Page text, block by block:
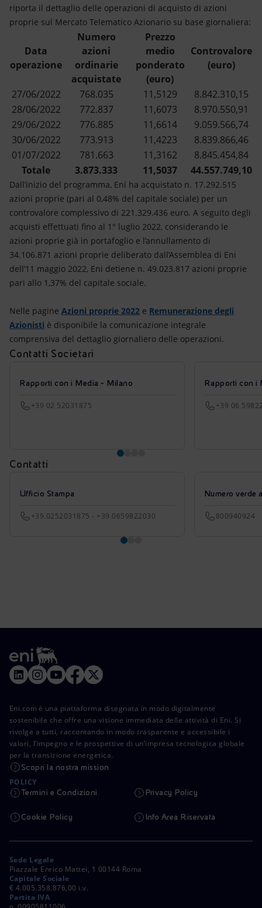
riporta il dettaglio delle operazioni di acquisto di azioni
proprie sul Mercato Telematico Azionario su base giornaliera:
Data
operazione
Numero
azioni
ordinarie
acquistate
Prezzo
medio
ponderato
(euro)
Controvalore
(euro)
27/06/2022 768.035 11,5129
8.842.310,15
28/06/2022
772.837 11,6073
8.970.550,91
29/06/2022
776.885 11,6614
9.059.566,74
30/06/2022
773.913 11,4223
8.839.866,46
01/07/2022
781.663 11,3162
8.845.454,84
Totale
3.873.333 11,5037 44.557.749,10
Dall’inizio del programma, Eni ha acquistato n. 17.292.515
azioni proprie (pari al 0,48% del capitale sociale) per un
controvalore complessivo di 221.329.436 euro. A seguito degli
acquisti effettuati fino al 1° luglio 2022, considerando le
azioni proprie già in portafoglio e l’annullamento di
34.106.871 azioni proprie deliberato dall’Assemblea di Eni
dell’11 maggio 2022, Eni detiene n. 49.023.817 azioni proprie
pari allo 1,37% del capitale sociale.
Nelle pagine Azioni proprie 2022 e Remunerazione degli
Azionisti è disponibile la comunicazione integrale
comprensiva del dettaglio giornaliero delle operazioni.
Contatti Societari
Rapporti con i Media - Milano
+39 02 52031875
Rapporti con i
+39 06
Contatti
Ufficio Stampa
+39.0252031875 - +39.0659822030
Numero verde
800940924
Eni.com è una piattaforma disegnata in modo digitalmente
sostenibile che offre una visione immediata delle attività di Eni. Si
rivolge a tutti, raccontando in modo trasparente e accessibile i
valori, l’impegno e le prospettive di un’impresa tecnologica globale
per la transizione energetica.
Scopri la nostra mission
POLICY
Termini e Condizioni Privacy Policy
Cookie Policy Info Area Riservata
Sede Legale
Piazzale Enrico Mattei, 1 00144 Roma
Capitale Sociale
€ 4.005.358.876,00 i.v.
Partita IVA